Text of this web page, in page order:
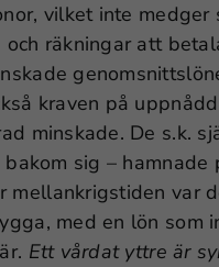
vilket inte medger
räkningar att
kraven på
minskade. De s.k.
sig – hamnade
mellankrigstiden var
med en lön som
Ett vårdat yttre är